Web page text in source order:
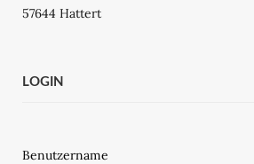
57644 Hattert
LOGIN
Benutzername